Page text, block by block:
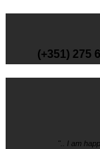
(+351) 275
".. I am